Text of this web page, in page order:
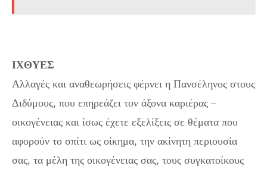
ΙΧΘΥΕΣ
Αλλαγές και αναθεωρήσεις φέρνει η Πανσέληνος στους
Διδύμους, που επηρεάζει τον άξονα καριέρας –
οικογένειας και ίσως έχετε εξελίξεις σε θέματα που
αφορούν το σπίτι ως οίκημα, την ακίνητη περιουσία
σας, τα μέλη της οικογένειας σας, τους συγκατοίκους